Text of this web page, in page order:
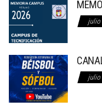
julio
julio